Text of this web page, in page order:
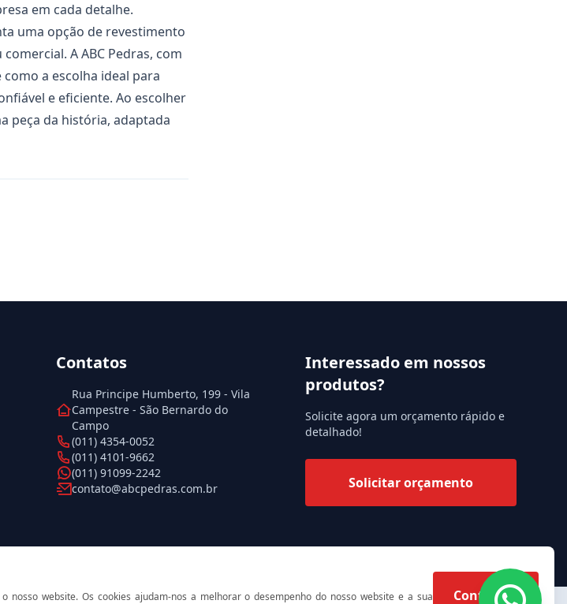
website. Os cookies ajudam-nos a melhorar o desempenho do nosso website e a sua
Continuar
em cada detalhe.
uma opção de revestimento
A ABC Pedras, com
a escolha ideal para
e eficiente. Ao escolher
peça da história, adaptada
Contatos
Rua Principe Humberto, 199 - Vila
Campestre - São Bernardo do
Campo
(011) 4354-0052
(011) 4101-9662
(011) 91099-2242
contato@abcpedras.com.br
Interessado em nossos
produtos?
Solicite agora um orçamento rápido e
detalhado!
Solicitar orçamento